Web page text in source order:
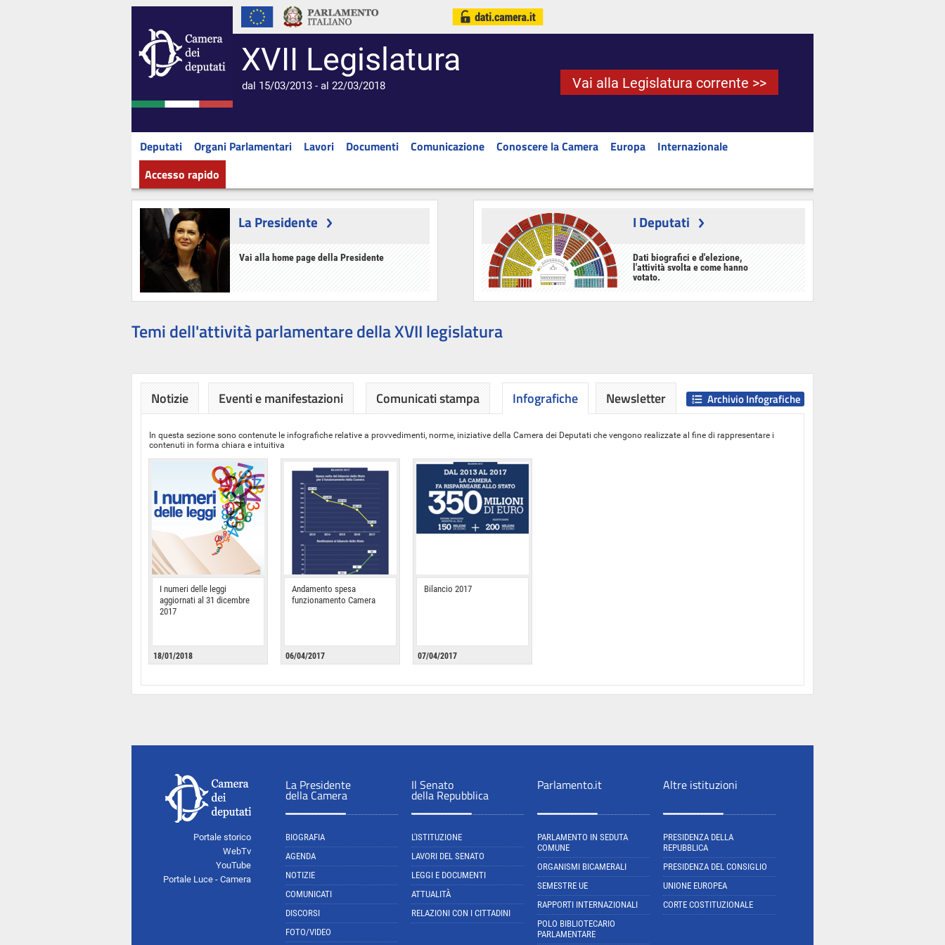
XVII Legislatura
dal 15/03/2013 - al 22/03/2018 Vai alla Legislatura corrente >>
Deputati Organi Parlamentari Lavori Documenti Comunicazione Conoscere la Camera Europa
Internazionale
Accesso rapido
La Presidente
Vai alla home page della Presidente
I Deputati
Dati biografici e d'elezione,
l'attività svolta e come hanno
votato.
Temi dell'attività parlamentare della XVII legislatura
Notizie Eventi e manifestazioni Comunicati stampa Infografiche
In questa sezione sono contenute le infografiche relative a provvedimenti, norme, iniziative della Camera dei Deputati che vengono realizzate al fine di rappresentare i
contenuti in forma chiara e intuitiva
I numeri delle leggi
aggiornati al 31 dicembre
2017
18/01/2018
Andamento spesa
funzionamento Camera
06/04/2017
Bilancio 2017
07/04/2017
Archivio Infografiche
Newsletter
Portale storico
WebTv
YouTube
Portale Luce - Camera
La Presidente
della Camera
BIOGRAFIA
AGENDA
NOTIZIE
COMUNICATI
DISCORSI
FOTO/VIDEO
Il Senato
della Repubblica
L'ISTITUZIONE
LAVORI DEL SENATO
LEGGI E DOCUMENTI
ATTUALITÀ
RELAZIONI CON I CITTADINI
Parlamento.it
PARLAMENTO IN SEDUTA
COMUNE
ORGANISMI BICAMERALI
SEMESTRE UE
RAPPORTI INTERNAZIONALI
POLO BIBLIOTECARIO
PARLAMENTARE
Altre istituzioni
PRESIDENZA DELLA
REPUBBLICA
PRESIDENZA DEL CONSIGLIO
UNIONE EUROPEA
CORTE COSTITUZIONALE